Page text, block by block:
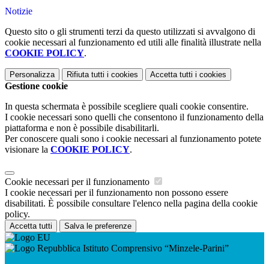
Notizie
Questo sito o gli strumenti terzi da questo utilizzati si avvalgono di
cookie necessari al funzionamento ed utili alle finalità illustrate nella
COOKIE POLICY.
Personalizza Rifiuta tutti i cookies Accetta tutti i cookies
Gestione cookie
In questa schermata è possibile scegliere quali cookie consentire.
I cookie necessari sono quelli che consentono il funzionamento della
piattaforma e non è possibile disabilitarli.
Per conoscere quali sono i cookie necessari al funzionamento potete
visionare la COOKIE POLICY.
Cookie necessari per il funzionamento
I cookie necessari per il funzionamento non possono essere
disabilitati. È possibile consultare l'elenco nella pagina della cookie
policy.
Accetta tutti Salva le preferenze
Istituto Comprensivo “Minzele-Parini”